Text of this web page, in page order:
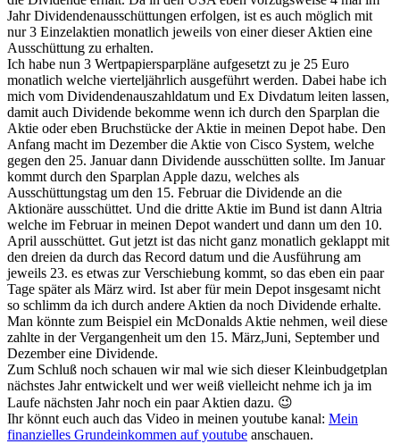
Jahr Dividendenausschüttungen erfolgen, ist es auch möglich mit
nur 3 Einzelaktien monatlich jeweils von einer dieser Aktien eine
Ausschüttung zu erhalten.
Ich habe nun 3 Wertpapiersparpläne aufgesetzt zu je 25 Euro
monatlich welche vierteljährlich ausgeführt werden. Dabei habe ich
mich vom Dividendenauszahldatum und Ex Divdatum leiten lassen,
damit auch Dividende bekomme wenn ich durch den Sparplan die
Aktie oder eben Bruchstücke der Aktie in meinen Depot habe. Den
Anfang macht im Dezember die Aktie von Cisco System, welche
gegen den 25. Januar dann Dividende ausschütten sollte. Im Januar
kommt durch den Sparplan Apple dazu, welches als
Ausschüttungstag um den 15. Februar die Dividende an die
Aktionäre ausschüttet. Und die dritte Aktie im Bund ist dann Altria
welche im Februar in meinen Depot wandert und dann um den 10.
April ausschüttet. Gut jetzt ist das nicht ganz monatlich geklappt mit
den dreien da durch das Record datum und die Ausführung am
jeweils 23. es etwas zur Verschiebung kommt, so das eben ein paar
Tage später als März wird. Ist aber für mein Depot insgesamt nicht
so schlimm da ich durch andere Aktien da noch Dividende erhalte.
Man könnte zum Beispiel ein McDonalds Aktie nehmen, weil diese
zahlte in der Vergangenheit um den 15. März,Juni, September und
Dezember eine Dividende.
Zum Schluß noch schauen wir mal wie sich dieser Kleinbudgetplan
nächstes Jahr entwickelt und wer weiß vielleicht nehme ich ja im
Laufe nächsten Jahr noch ein paar Aktien dazu. 😉
Ihr könnt euch auch das Video in meinen youtube kanal: Mein
finanzielles Grundeinkommen auf youtube anschauen.